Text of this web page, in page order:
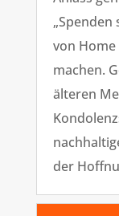
von
machen.
älteren
der